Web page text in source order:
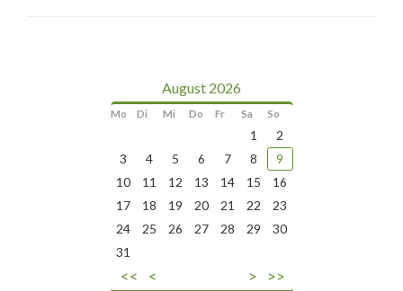
August 2026
Mo Di Mi Do Fr Sa So
<< < > >>
1
2
3
4 5 6 7 8
9
10
11 12 13 14 15
16
17
18 19 20 21 22
23
24
25 26 27 28 29
30
31